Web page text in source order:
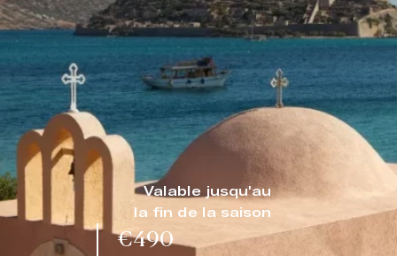
Our Destinations
Our Brands
Signature Concepts
Offers
Domes Stories
Valable jusqu'au
la fin de la saison
€490